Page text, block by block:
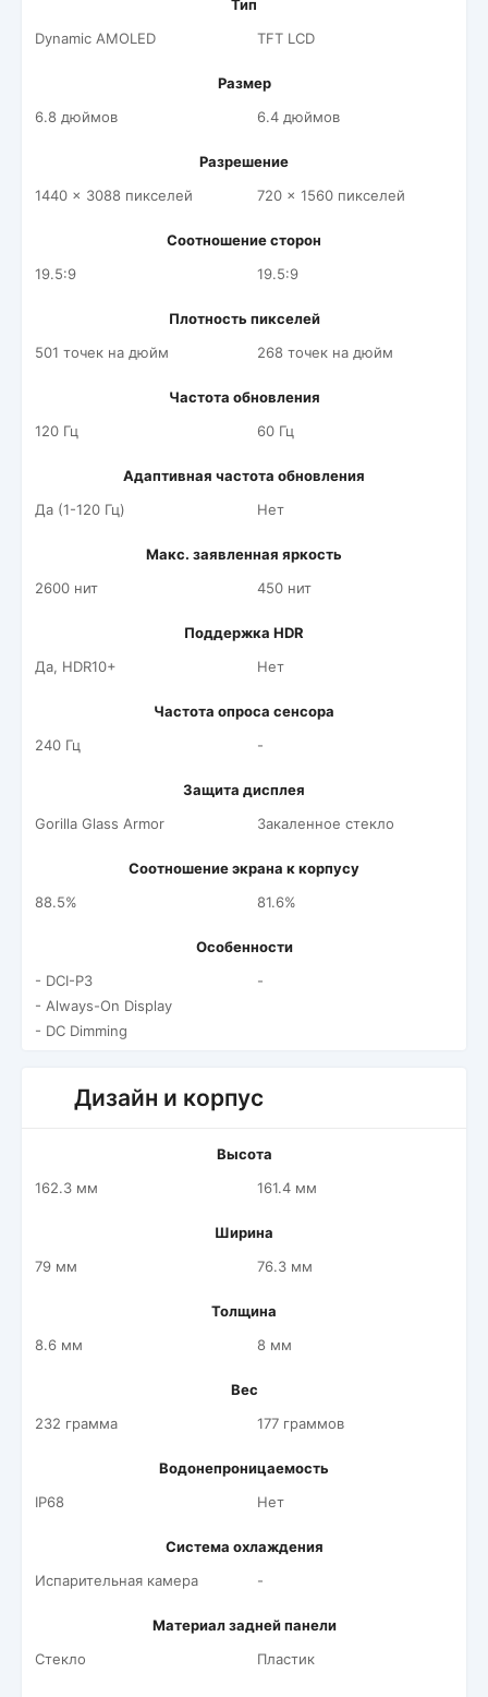
Тип
Dynamic AMOLED
TFT LCD
Размер
6.8 дюймов
6.4 дюймов
Разрешение
1440 x 3088 пикселей
720 x 1560 пикселей
Соотношение сторон
19.5:9
19.5:9
Плотность пикселей
501 точек на дюйм
268 точек на дюйм
Частота обновления
120 Гц
60 Гц
Адаптивная частота обновления
Да (1-120 Гц)
Нет
Макс. заявленная яркость
2600 нит
450 нит
Поддержка HDR
Да, HDR10+
Нет
Частота опроса сенсора
240 Гц
-
Защита дисплея
Gorilla Glass Armor
Закаленное стекло
Соотношение экрана к корпусу
88.5%
81.6%
Особенности
- DCI-P3
- Always-On Display
- DC Dimming
-
Дизайн и корпус
Высота
162.3 мм
161.4 мм
Ширина
79 мм
76.3 мм
Толщина
8.6 мм
8 мм
Вес
232 грамма
177 граммов
Водонепроницаемость
IP68
Нет
Система охлаждения
Испарительная камера
-
Материал задней панели
Стекло
Пластик